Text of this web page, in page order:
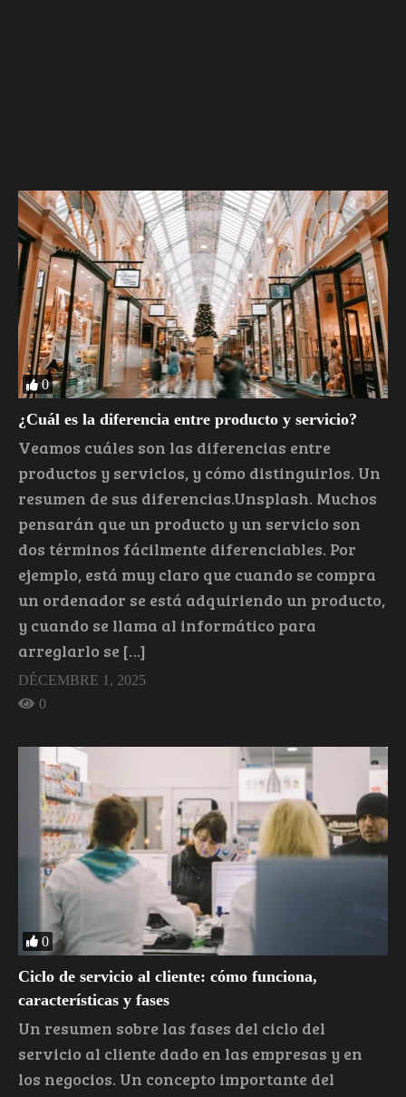
0
¿Cuál es la diferencia entre producto y servicio?
Veamos cuáles son las diferencias entre
productos y servicios, y cómo distinguirlos. Un
resumen de sus diferencias.Unsplash. Muchos
pensarán que un producto y un servicio son
dos términos fácilmente diferenciables. Por
ejemplo, está muy claro que cuando se compra
un ordenador se está adquiriendo un producto,
y cuando se llama al informático para
arreglarlo se […]
DÉCEMBRE 1, 2025
0
0
Ciclo de servicio al cliente: cómo funciona,
características y fases
Un resumen sobre las fases del ciclo del
servicio al cliente dado en las empresas y en
los negocios. Un concepto importante del